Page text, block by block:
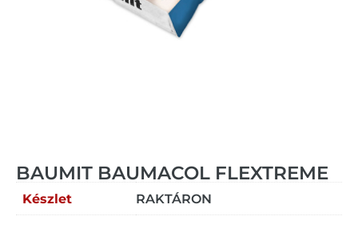
BAUMIT BAUMACOL FLEXTREME
Készlet RAKTÁRON